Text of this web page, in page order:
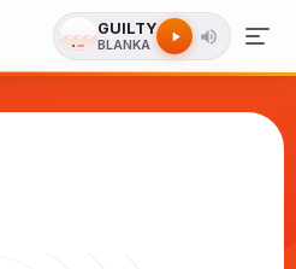
GUILTY
BLANKA